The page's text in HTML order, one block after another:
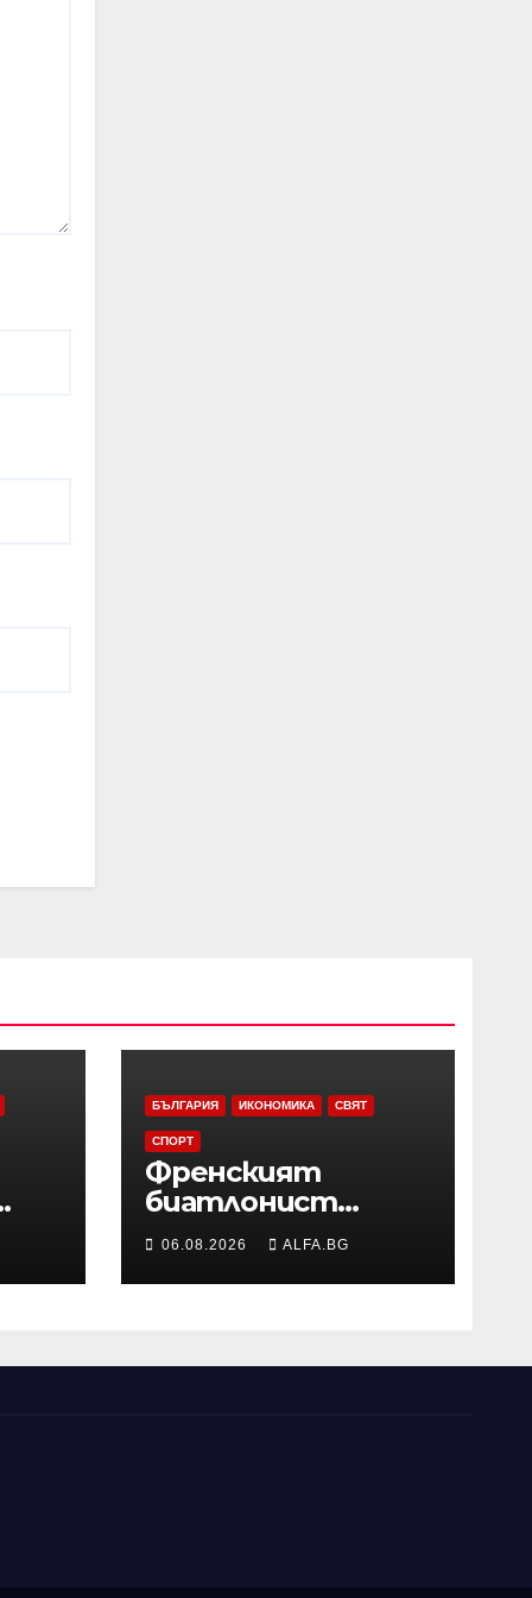
БЪЛГАРИЯ ИКОНОМИКА СВЯТ
СПОРТ
Френският
биатлонист
Емилиен Жаклен
ще дебютира в
професионалното
06.08.2026 ALFA.BG